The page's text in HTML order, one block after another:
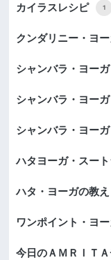
カイラスレシピ 1
クンダリニー・ヨ
シャンバラ・ヨー
シャンバラ・ヨー
シャンバラ・ヨー
ハタヨーガ・スー
ハタ・ヨーガの教え
ワンポイント・ヨ
今日のＡＭＲＩＴ